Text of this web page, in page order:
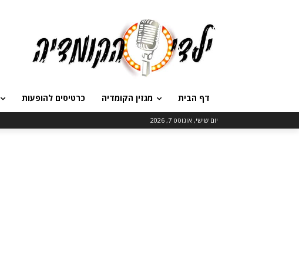
דף הבית מגזין הקומדיה כרטיסים להופעות
יום שישי, אוגוסט 7, 2026